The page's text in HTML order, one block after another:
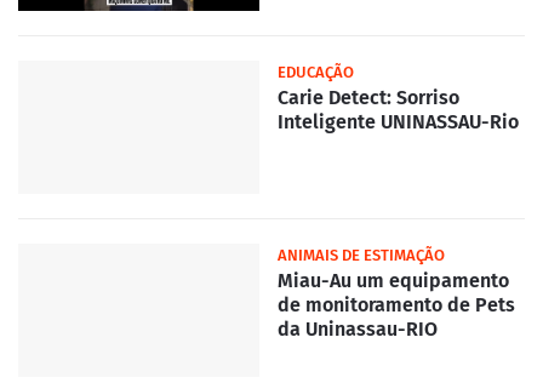
EDUCAÇÃO
Carie Detect: Sorriso
Inteligente UNINASSAU-Rio
ANIMAIS DE ESTIMAÇÃO
Miau-Au um equipamento
de monitoramento de Pets
da Uninassau-RIO